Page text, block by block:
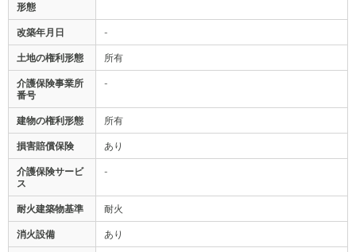
形態
改築年月日 -
土地の権利形態 所有
介護保険事業所
番号
-
建物の権利形態 所有
損害賠償保険 あり
介護保険サービ
ス
-
耐火建築物基準 耐火
消火設備 あり